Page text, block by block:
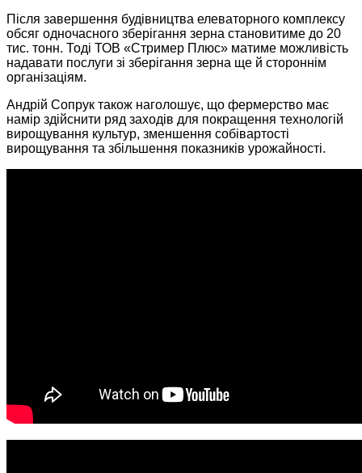
Після завершення будівництва елеваторного комплексу
обсяг одночасного зберігання зерна становитиме до 20
тис. тонн. Тоді ТОВ «Стример Плюс» матиме можливість
надавати послуги зі зберігання зерна ще й стороннім
організаціям.
Андрій Сопрук також наголошує, що фермерство має
намір здійснити ряд заходів для покращення технологій
вирощування культур, зменшення собівартості
вирощування та збільшення показників урожайності.